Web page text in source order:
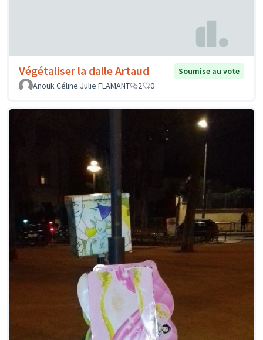
Végétaliser la dalle Artaud
Soumise au vote
Anouk Céline Julie FLAMANT
2 0